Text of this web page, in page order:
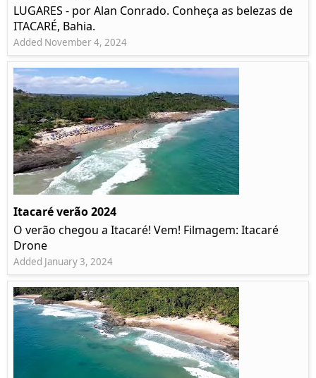
LUGARES - por Alan Conrado. Conheça as belezas de
ITACARÉ, Bahia.
Added November 4, 2024
Itacaré verão 2024
O verão chegou a Itacaré! Vem! Filmagem: Itacaré
Drone
Added January 3, 2024